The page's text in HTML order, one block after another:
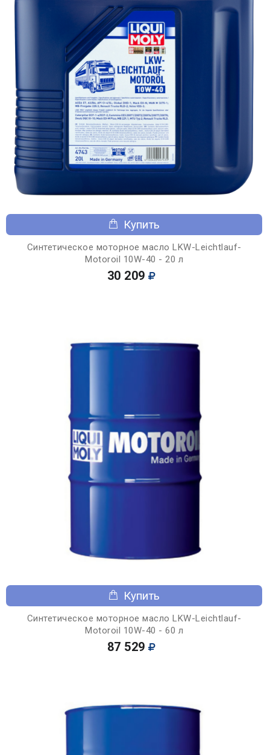
Купить
Синтетическое моторное масло LKW-Leichtlauf-
Motoroil 10W-40 - 20 л
30 209
Купить
Синтетическое моторное масло LKW-Leichtlauf-
Motoroil 10W-40 - 60 л
87 529